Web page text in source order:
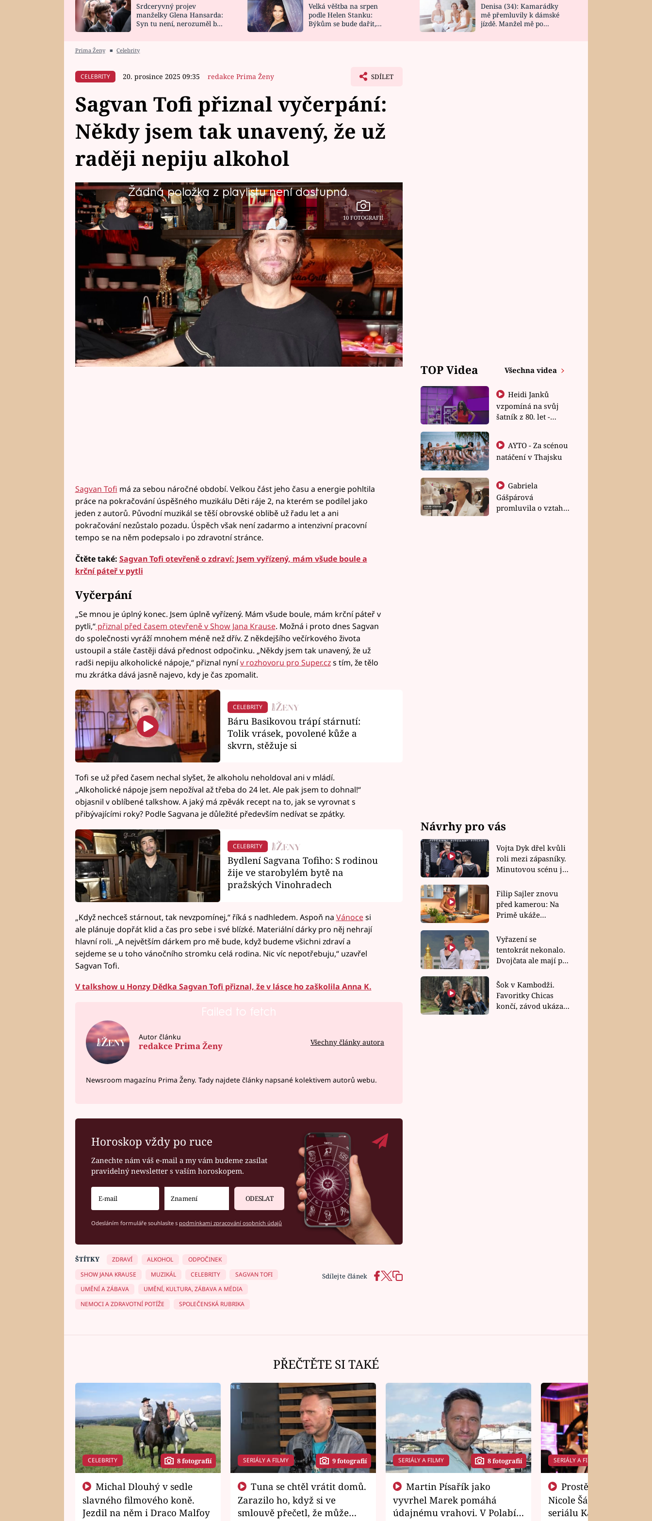
HOROSKOP NA
CELEBRITY
VAŘENÍ
NOVINKY
VIDEORECEPTY
DESIGN
Srdceryvný projev
manželky Glena Hansarda:
Syn tu není, nerozuměl by
Velká věštba na srpen
podle Helen Stanku:
Býkům se bude dařit,
Denisa (34): Kamarádky
mě přemluvily k dámské
jízdě. Manžel mě po
Prima Ženy ■ Celebrity
CELEBRITY 20. prosince 2025 09:35 redakce Prima Ženy SDÍLET
Sagvan Tofi přiznal vyčerpání:
Někdy jsem tak unavený, že už
raději nepiju alkohol
Žádná položka z playlistu není dostupná.
10 FOTOGRAFIÍ
Sagvan Tofi (61) byl dlouhá léta stálicí večírků a idolem osmdesátých
let. Dnes už se ve společnosti objevuje jen zřídka a dává přednost spíš
klidu před nočním životem. Energie mu ale rozhodně nechybí. V
posledních měsících ji naplno věnuje práci, která ho stojí spoustu sil.
Přesto má recept, jak si stárnutí nepřipouštět.
Sagvan Tofi má za sebou náročné období. Velkou část jeho času a energie pohltila
práce na pokračování úspěšného muzikálu Děti ráje 2, na kterém se podílel jako
jeden z autorů. Původní muzikál se těší obrovské oblibě už řadu let a ani
pokračování nezůstalo pozadu. Úspěch však není zadarmo a intenzivní pracovní
tempo se na něm podepsalo i po zdravotní stránce.
Čtěte také: Sagvan Tofi otevřeně o zdraví: Jsem vyřízený, mám všude boule a
krční páteř v pytli
Vyčerpání
„Se mnou je úplný konec. Jsem úplně vyřízený. Mám všude boule, mám krční páteř v
pytli,“přiznal před časem otevřeně v Show Jana Krause. Možná i proto dnes Sagvan
do společnosti vyráží mnohem méně než dřív. Z někdejšího večírkového života
ustoupil a stále častěji dává přednost odpočinku. „Někdy jsem tak unavený, že už
radši nepiju alkoholické nápoje,“ přiznal nynív rozhovoru pro Super.czs tím, že tělo
mu zkrátka dává jasně najevo, kdy je čas zpomalit.
CELEBRITY
Báru Basikovou trápí stárnutí:
Tolik vrásek, povolené kůže a
skvrn, stěžuje si
Tofi se už před časem nechal slyšet, že alkoholu neholdoval ani v mládí.
„Alkoholické nápoje jsem nepožíval až třeba do 24 let. Ale pak jsem to dohnal!“
objasnil v oblíbené talkshow. A jaký má zpěvák recept na to, jak se vyrovnat s
přibývajícími roky? Podle Sagvana je důležité především nedívat se zpátky.
CELEBRITY
Bydlení Sagvana Tofiho: S rodinou
žije ve starobylém bytě na
pražských Vinohradech
„Když nechceš stárnout, tak nevzpomínej,“ říká s nadhledem. Aspoň na Vánocesi
ale plánuje dopřát klid a čas pro sebe i své blízké. Materiální dárky pro něj nehrají
hlavní roli. „A největším dárkem pro mě bude, když budeme všichni zdraví a
sejdeme se u toho vánočního stromku celá rodina. Nic víc nepotřebuju,“ uzavřel
Sagvan Tofi.
V talkshow u Honzy Dědka Sagvan Tofi přiznal, že v lásce ho zaškolila Anna K.
Failed to fetch
Autor článku
redakce Prima Ženy Všechny články autora
Newsroom magazínu Prima Ženy. Tady najdete články napsané kolektivem autorů webu.
Horoskop vždy po ruce
Zanechte nám váš e-mail a my vám budeme zasílat
pravidelný newsletter s vaším horoskopem.
ODESLAT
Odesláním formuláře souhlasíte s podmínkami zpracování osobních údajů
Sdílejte článek
ŠTÍTKY ZDRAVÍ ALKOHOL
ODPOČINEK
SHOW JANA KRAUSE
MUZIKÁL CELEBRITY
SAGVAN TOFI
UMĚNÍ A ZÁBAVA
UMĚNÍ, KULTURA, ZÁBAVA A MÉDIA
NEMOCI A ZDRAVOTNÍ POTÍŽE
SPOLEČENSKÁ RUBRIKA
TOP Videa Všechna videa
Heidi Janků
vzpomíná na svůj
šatník z 80. let -
natáčení v Thajsku
Gabriela
Gášpárová
promluvila o vztahu
Návrhy pro vás
Vojta Dyk dřel kvůli
roli mezi zápasníky.
Minutovou scénu jel
Filip Sajler znovu
před kamerou: Na
Primě ukáže
rychlé recepty
Vyřazení se
tentokrát nekonalo.
Dvojčata ale mají po
závodu nůž na krku
Šok v Kambodži.
Favoritky Chicas
končí, závod ukázal
PŘEČTĚTE SI TAKÉ
CELEBRITY 8 fotografií
slavného filmového koně.
Jezdil na něm i Draco Malfoy
SERIÁLY A FILMY 9 fotografií
Zarazilo ho, když si ve
smlouvě přečetl, že může
SERIÁLY A FILMY 8 fotografií
vyvrhel Marek pomáhá
údajnému vrahovi. V Polabí
SERIÁLY A FILMY
Nicole Šáchová získala
seriálu Kamarádi